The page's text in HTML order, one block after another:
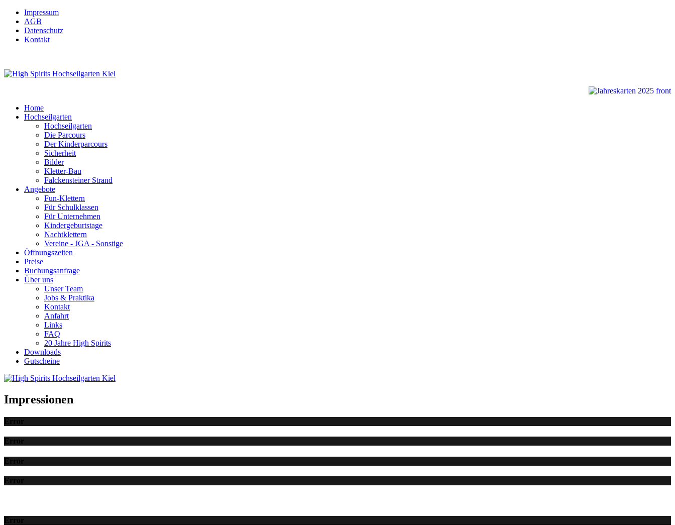
Impressum
AGB
Datenschutz
Kontakt
Home
Hochseilgarten
Hochseilgarten
Die Parcours
Der Kinderparcours
Sicherheit
Bilder
Kletter-Bau
Falckensteiner Strand
Angebote
Fun-Klettern
Für Schulklassen
Für Unternehmen
Kindergeburtstage
Nachtklettern
Vereine - JGA - Sonstige
Öffnungszeiten
Preise
Buchungsanfrage
Über uns
Unser Team
Jobs & Praktika
Kontakt
Anfahrt
Links
FAQ
20 Jahre High Spirits
Downloads
Gutscheine
Impressionen
Error
Error
Error
Error
Error